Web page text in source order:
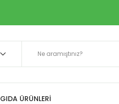
GIDA ÜRÜNLERİ